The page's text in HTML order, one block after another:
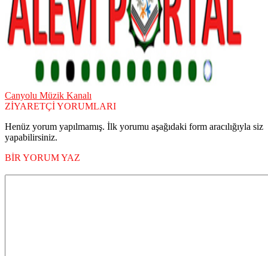
Canyolu Müzik Kanalı
ZİYARETÇİ YORUMLARI
Henüz yorum yapılmamış. İlk yorumu aşağıdaki form aracılığıyla siz
yapabilirsiniz.
BİR YORUM YAZ